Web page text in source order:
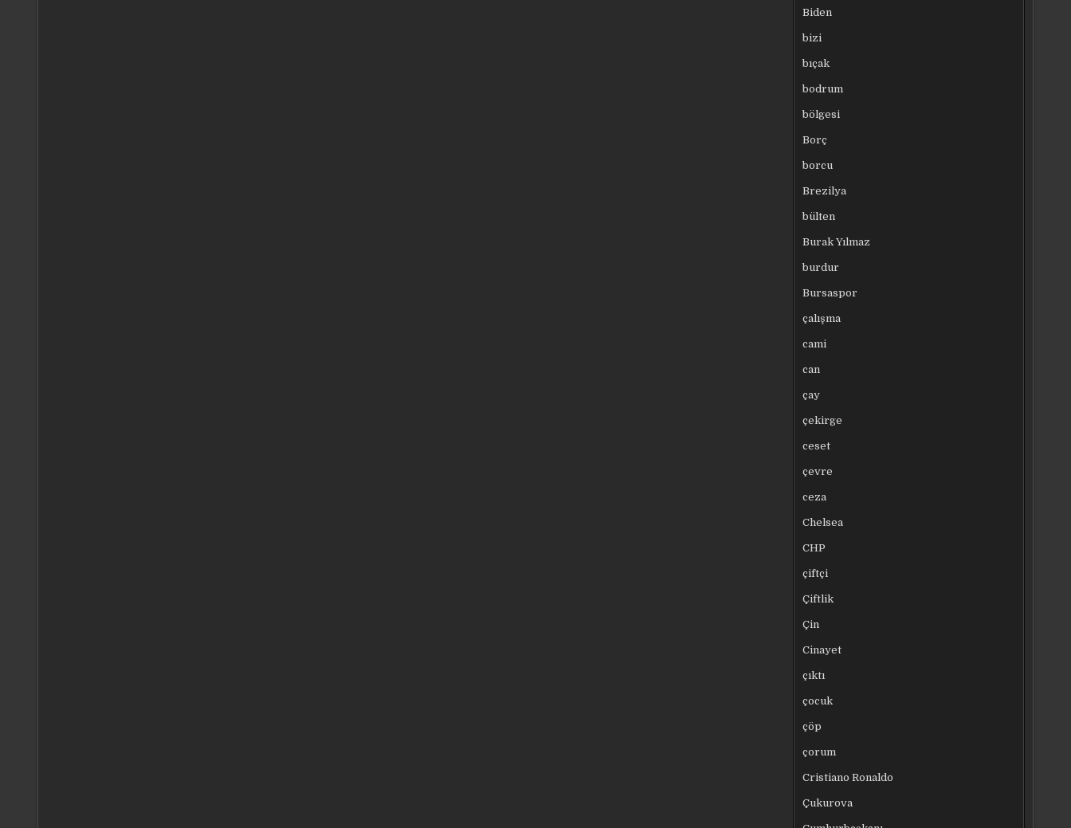
Biden
bizi
bıçak
bodrum
bölgesi
Borç
borcu
Brezilya
bülten
Burak Yılmaz
burdur
Bursaspor
çalışma
cami
can
çay
çekirge
ceset
çevre
ceza
Chelsea
CHP
çiftçi
Çiftlik
Çin
Cinayet
çıktı
çocuk
çöp
çorum
Cristiano Ronaldo
Çukurova